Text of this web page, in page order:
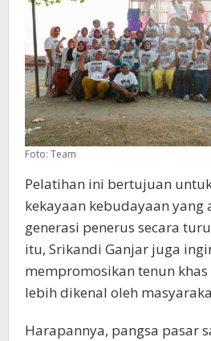
Foto: Team
Pelatihan ini bertujuan
kekayaan kebudayaan yang
generasi penerus secara
itu, Srikandi Ganjar juga
mempromosikan tenun khas
lebih dikenal oleh
Harapannya, pangsa pasar